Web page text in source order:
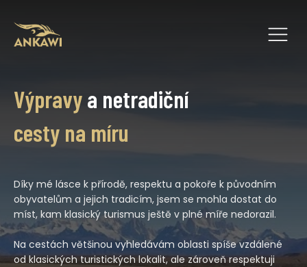
Výpravya netradiční
cesty na míru
Díky mé lásce k přírodě, respektu a pokoře k původním
obyvatelům a jejich tradicím, jsem se mohla dostat do
míst, kam klasický turismus ještě v plné míře nedorazil.
Na cestách většinou vyhledávám oblasti spíše vzdálené
od klasických turistických lokalit, ale zároveň respektuji